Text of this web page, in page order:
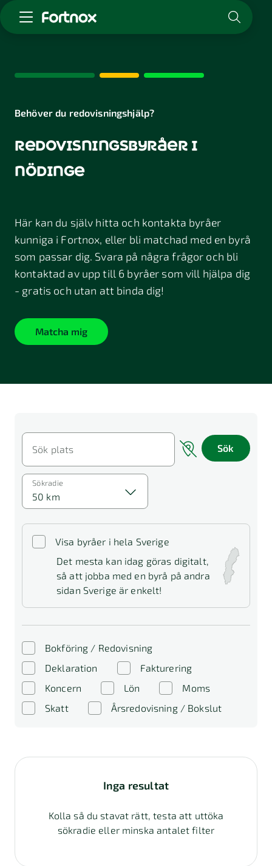
Skaffa Fortnox
Kunskap & inspiration
Logga in
Kontakt
Behöver du redovisningshjälp?
redovisningsbyråer i
nödinge
Här kan du själv hitta och kontakta byråer
kunniga i Fortnox, eller bli matchad med en byrå
som passar dig. Svara på några frågor och bli
kontaktad av upp till 6 byråer som vill hjälpa dig
- gratis och utan att binda dig!
Matcha mig
Sök plats Sök
Visa byråer i hela Sverige
Det mesta kan idag göras digitalt,
så att jobba med en byrå på andra
sidan Sverige är enkelt!
Sökradie
50 km
Bokföring / Redovisning
Deklaration
Fakturering
Koncern
Lön
Moms
Skatt
Årsredovisning / Bokslut
Inga resultat
Kolla så du stavat rätt, testa att uttöka
sökradie eller minska antalet filter